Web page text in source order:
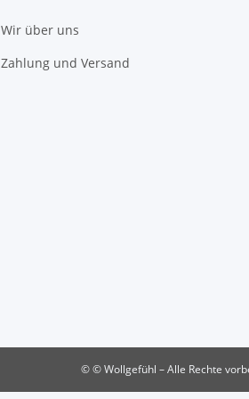
Wir über uns
Zahlung und Versand
© © Wollgefühl – Alle Rechte